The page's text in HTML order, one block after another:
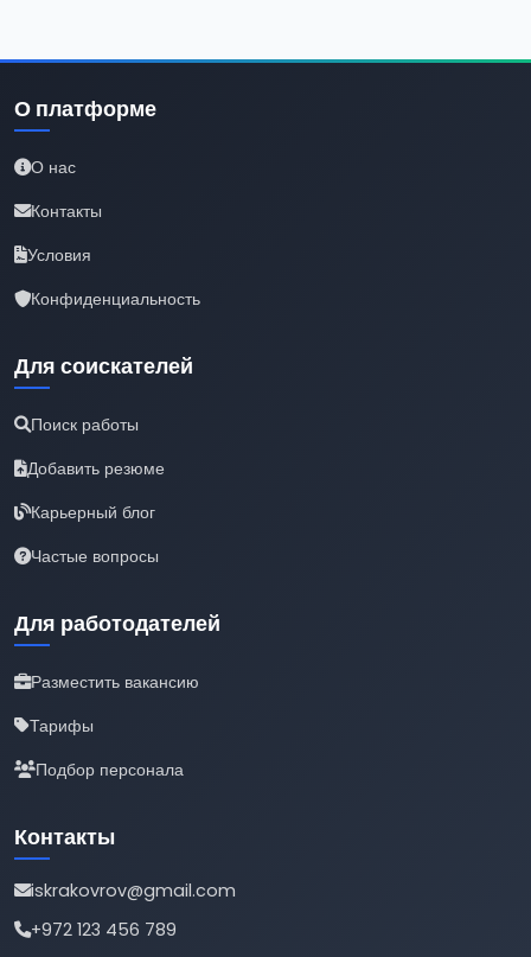
О платформе
О нас
Контакты
Условия
Конфиденциальность
Для соискателей
Поиск работы
Добавить резюме
Карьерный блог
Частые вопросы
Для работодателей
Разместить вакансию
Тарифы
Подбор персонала
Контакты
iskrakovrov@gmail.com
+972 123 456 789